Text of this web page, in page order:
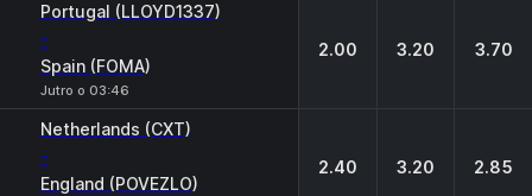
Portugal (LLOYD1337)
-
Spain (FOMA)
Jutro o 03:46
2.00 3.20 3.70
Netherlands (CXT)
-
England (POVEZLO)
2.40 3.20 2.85